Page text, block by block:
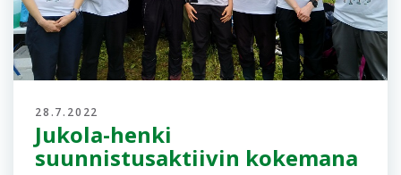
30.7.2022
Tulokset, Reittihärveli,
Livelox ja väliaika-analyysi
Viestien online-tulokset löytyvät täältä: Venlojen
viesti: https://online.jukola.com/tulokset-
new/fi/j2022_ve/ Jukolan viesti: